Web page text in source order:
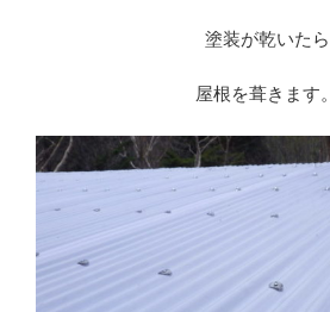
塗装が乾いたら
屋根を葺きます。